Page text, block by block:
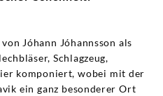
Jóhann Jóhannsson als
Schlagzeug,
komponiert, wobei mit der
ein ganz besonderer Ort